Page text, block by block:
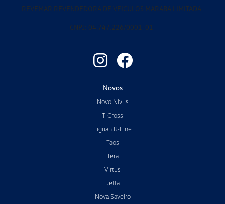
REVEMAR REVENDEDORA DE VEICULOS MARABA LIMITADA
CNPJ: 04.747.226/0001-01
Novos
Novo Nivus
T-Cross
Tiguan R-Line
Taos
Tera
Virtus
Jetta
Nova Saveiro